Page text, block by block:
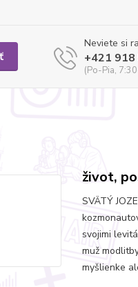
Neviete si
+421
(Po-Pia,
život,
SVÄTÝ
svojimi
muž
myšlienke